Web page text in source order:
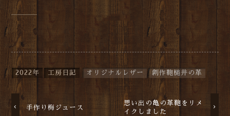
2022年 工房日記 オリジナルレザー 創作鞄槌井の革
手作り梅ジュース
思い出の亀の革鞄をリメ
イクしました